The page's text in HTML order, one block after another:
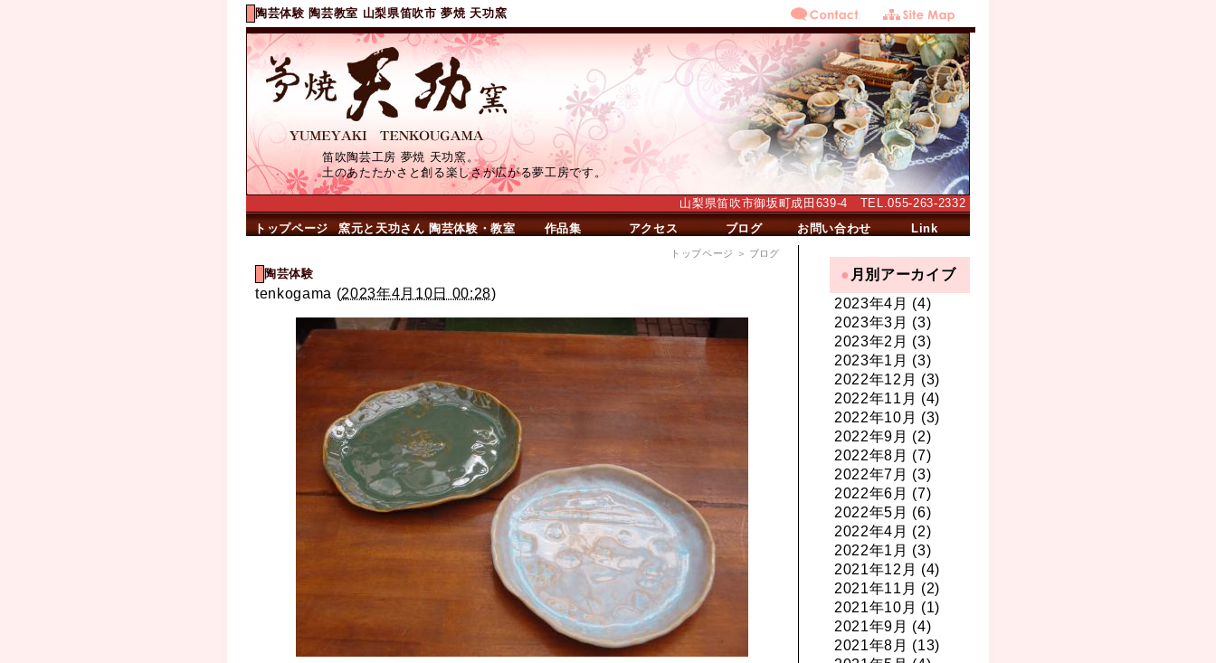
陶芸体験 陶芸教室 山梨県笛吹市 夢焼 天功窯
笛吹陶芸工房 夢焼 天功窯。
土のあたたかさと創る楽しさが広がる夢工房です。
山梨県笛吹市御坂町成田639-4 TEL.055-263-2332
トップページ
窯元と天功さん 陶芸体験・教室 作品集 アクセス ブログ お問い合わせ Link
トップページ ＞ ブログ
陶芸体験
tenkogama (2023年4月10日 00:28)
月別アーカイブ
2023年4月 (4)
2023年3月 (3)
2023年2月 (3)
2023年1月 (3)
2022年12月 (3)
2022年11月 (4)
2022年10月 (3)
2022年9月 (2)
2022年8月 (7)
2022年7月 (3)
2022年6月 (7)
2022年5月 (6)
2022年4月 (2)
2022年1月 (3)
2021年12月 (4)
2021年11月 (2)
2021年10月 (1)
2021年9月 (4)
2021年8月 (13)